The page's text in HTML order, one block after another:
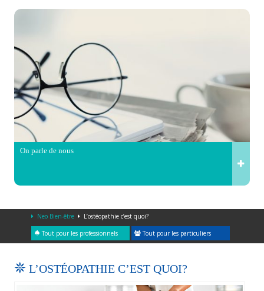
On parle de nous
Neo Bien-être L’ostéopathie c’est quoi?
Tout pour les professionnels Tout pour les particuliers
L’OSTÉOPATHIE C’EST QUOI?